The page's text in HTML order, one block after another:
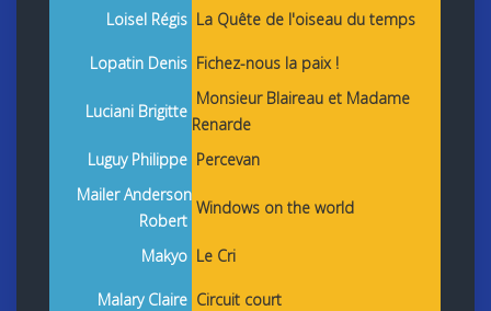
Loisel Régis La Quête de l'oiseau du temps
Lopatin Denis Fichez-nous la paix !
Luciani Brigitte
Monsieur Blaireau et Madame
Renarde
Luguy Philippe Percevan
Mailer Anderson
Robert
Windows on the world
Makyo Le Cri
Malary Claire Circuit court